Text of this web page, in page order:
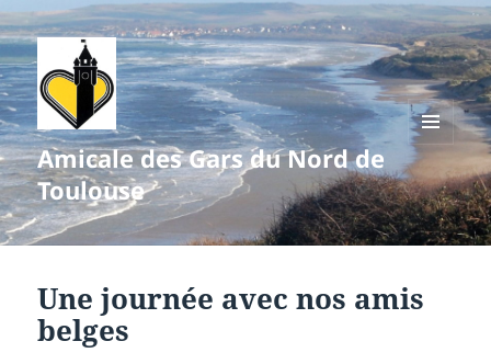
Amicale des Gars du Nord de
Toulouse
MENU
WIDGETS
Une journée avec nos amis
belges